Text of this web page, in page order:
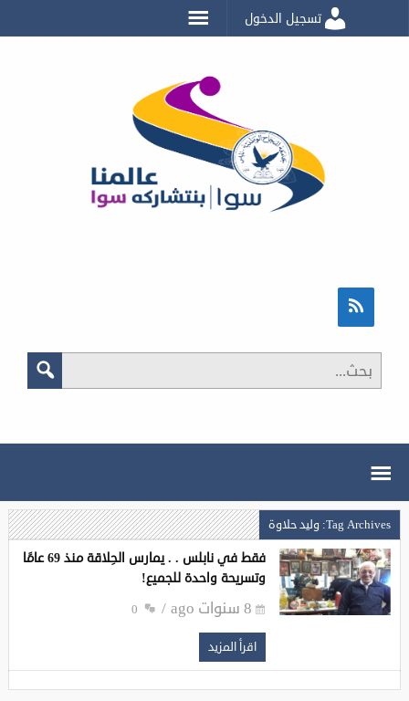
تسجيل الدخول
Tag Archives: وليد حلاوة
فقط في نابلس . . يمارس الحِلاقة منذ 69 عامًا
وتسريحة واحدة للجميع!‏
8 سنوات ago 0
اقرأ المزيد